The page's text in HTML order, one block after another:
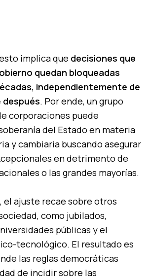
implica que decisiones que
quedan bloqueadas
independientemente de
después. Por ende, un grupo
corporaciones puede
del Estado en materia
y cambiaria buscando asegurar
en detrimento de
o las grandes mayorías.
ajuste recae sobre otros
como jubilados,
públicas y el
tecnológico. El resultado es
las reglas democráticas
de incidir sobre las